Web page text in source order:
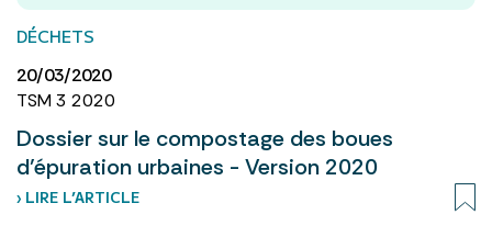
DÉCHETS
20/03/2020
TSM 3 2020
Dossier sur le compostage des boues
d’épuration urbaines - Version 2020
› LIRE L’ARTICLE